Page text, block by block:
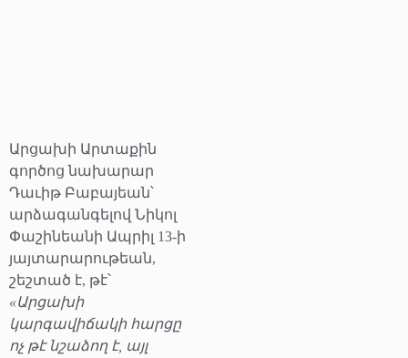
Արցախի Արտաքին
գործոց նախարար
Դաւիթ Բաբայեան՝
արձագանգելով Նիկոլ
Փաշինեանի Ապրիլ 13-ի
յայտարարութեան,
շեշտած է, թէ՝
«Արցախի
կարգավիճակի հարցը
ոչ թէ նշաձող է, այլ